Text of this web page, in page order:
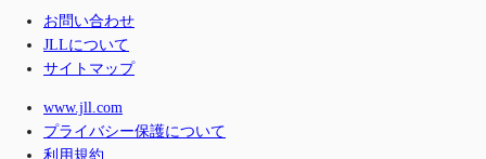
お問い合わせ
JLLについて
サイトマップ
www.jll.com
プライバシー保護について
利用規約